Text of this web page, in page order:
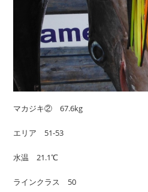
マカジキ② 67.6kg
エリア 51-53
水温 21.1℃
ラインクラス 50